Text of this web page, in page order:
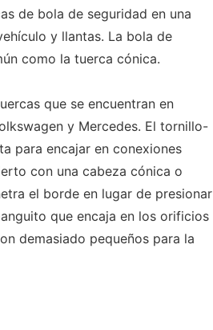
de bola de seguridad en una
y llantas. La bola de
como la tuerca cónica.
que se encuentran en
y Mercedes. El tornillo-
para encajar en conexiones
con una cabeza cónica o
el borde en lugar de presionar
que encaja en los orificios
demasiado pequeños para la